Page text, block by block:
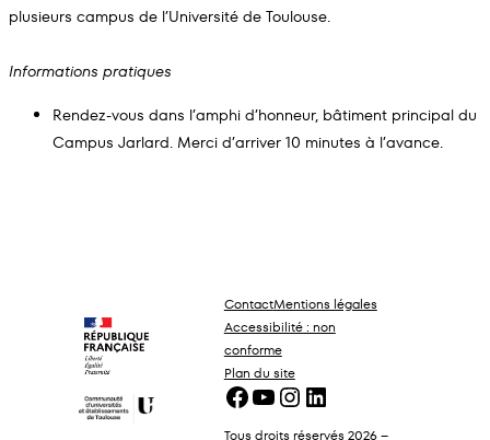
plusieurs campus de l’Université de Toulouse.
Informations pratiques
Rendez-vous dans l’amphi d’honneur, bâtiment principal du
Campus Jarlard. Merci d’arriver 10 minutes à l’avance.
ContactMentions légales
Accessibilité : non
conforme
Plan du site
Facebook YouTube Instagram LinkedIn
Tous droits réservés 2026 –